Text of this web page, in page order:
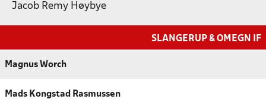
Jacob Remy Høybye
SLANGERUP & OMEGN IF
Magnus Worch
Mads Kongstad Rasmussen